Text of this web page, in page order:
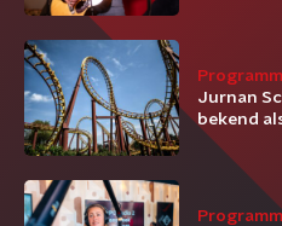
Jurnan
bekend